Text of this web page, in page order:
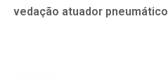
vedação atuador pneumático